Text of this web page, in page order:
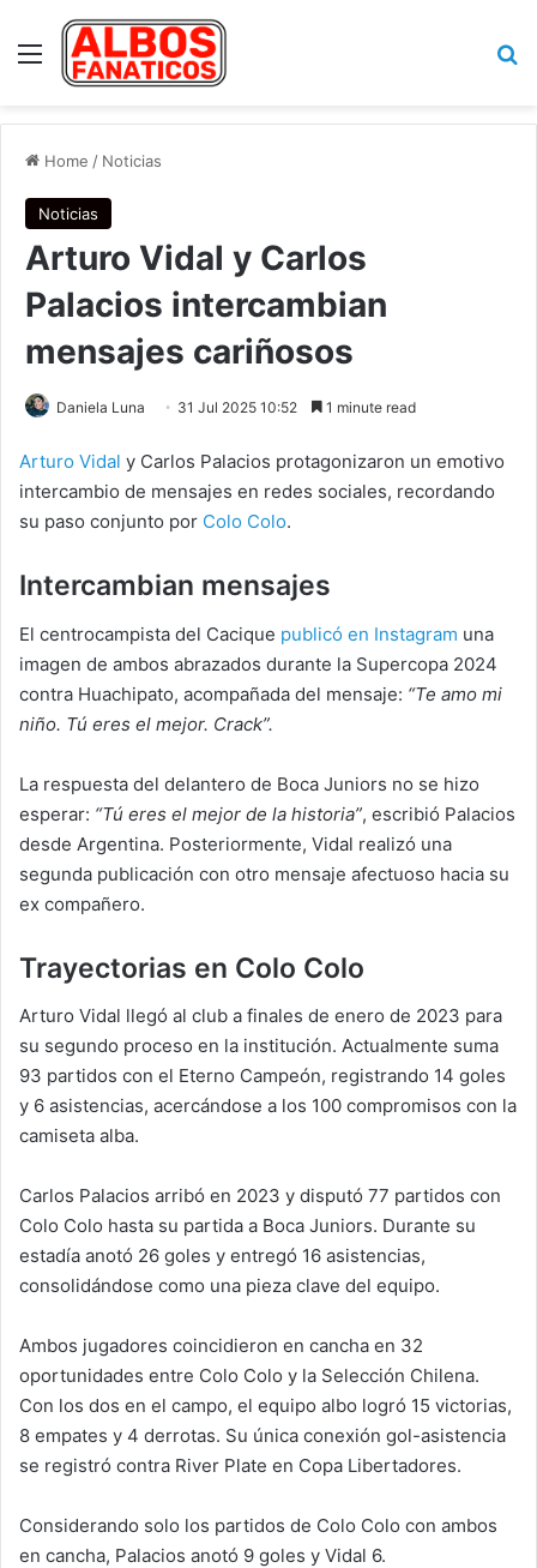
Menu
Home / Noticias
Noticias
Arturo Vidal y Carlos
Palacios intercambian
mensajes cariñosos
Daniela Luna 31 Jul 2025 10:52 1 minute read
Arturo Vidal y Carlos Palacios protagonizaron un emotivo
intercambio de mensajes en redes sociales, recordando
su paso conjunto por Colo Colo.
Intercambian mensajes
El centrocampista del Cacique publicó en Instagram una
imagen de ambos abrazados durante la Supercopa 2024
contra Huachipato, acompañada del mensaje: “Te amo mi
niño. Tú eres el mejor. Crack”.
La respuesta del delantero de Boca Juniors no se hizo
esperar: “Tú eres el mejor de la historia”, escribió Palacios
desde Argentina. Posteriormente, Vidal realizó una
segunda publicación con otro mensaje afectuoso hacia su
ex compañero.
Trayectorias en Colo Colo
Arturo Vidal llegó al club a finales de enero de 2023 para
su segundo proceso en la institución. Actualmente suma
93 partidos con el Eterno Campeón, registrando 14 goles
y 6 asistencias, acercándose a los 100 compromisos con la
camiseta alba.
Carlos Palacios arribó en 2023 y disputó 77 partidos con
Colo Colo hasta su partida a Boca Juniors. Durante su
estadía anotó 26 goles y entregó 16 asistencias,
consolidándose como una pieza clave del equipo.
Ambos jugadores coincidieron en cancha en 32
oportunidades entre Colo Colo y la Selección Chilena.
Con los dos en el campo, el equipo albo logró 15 victorias,
8 empates y 4 derrotas. Su única conexión gol-asistencia
se registró contra River Plate en Copa Libertadores.
Considerando solo los partidos de Colo Colo con ambos
en cancha, Palacios anotó 9 goles y Vidal 6.